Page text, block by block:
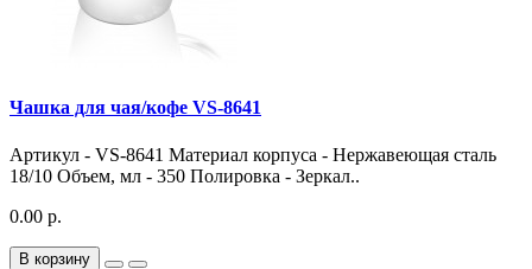
Чашка для чая/кофе VS-8641
Артикул - VS-8641 Материал корпуса - Нержавеющая сталь
18/10 Объем, мл - 350 Полировка - Зеркал..
0.00 р.
В корзину